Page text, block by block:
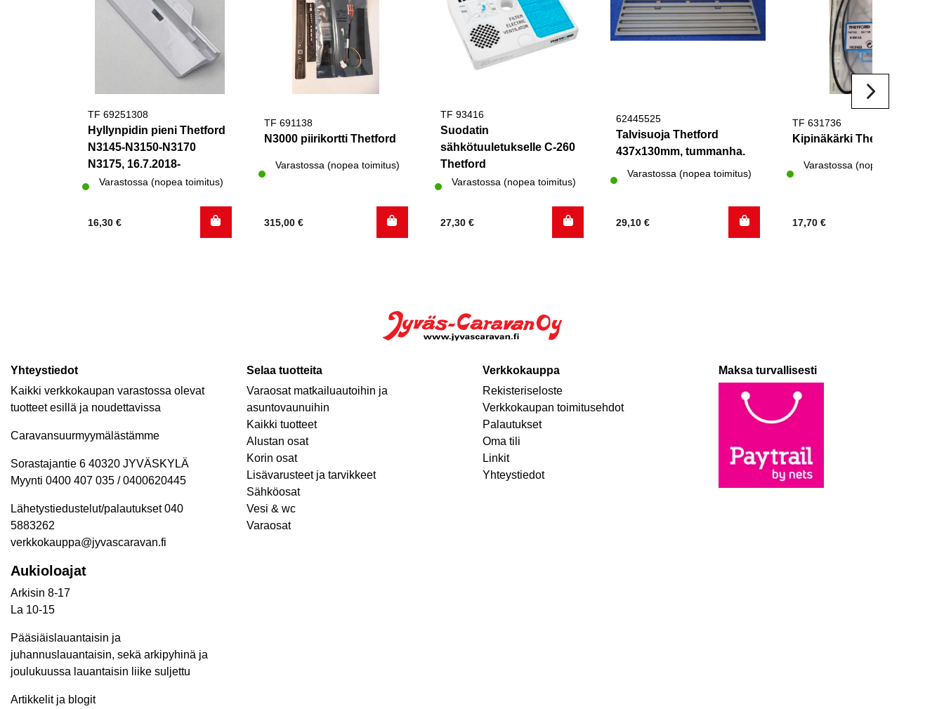
TF 69251308
Hyllynpidin pieni Thetford
N3145-N3150-N3170
N3175, 16.7.2018-
Varastossa (nopea toimitus)
16,30 €
TF 691138
N3000 piirikortti Thetford
Varastossa (nopea toimitus)
315,00 €
TF 93416
Suodatin
sähkötuuletukselle C-260
Thetford
Varastossa (nopea toimitus)
27,30 €
62445525
Talvisuoja Thetford
437x130mm, tummanha.
Varastossa (nopea toimitus)
29,10€
TF 631736
Kipinäkärki Thetford
Varastossa (nopea toimitus)
17,70€
Yhteystiedot
Kaikki verkkokaupan varastossa olevat
tuotteet esillä ja noudettavissa
Caravansuurmyymälästämme
Sorastajantie 6 40320 JYVÄSKYLÄ
Myynti 0400 407 035 / 0400620445
Lähetystiedustelut/palautukset 040
5883262
verkkokauppa@jyvascaravan.fi
Aukioloajat
Arkisin 8-17
La 10-15
Pääsiäislauantaisin ja
juhannuslauantaisin, sekä arkipyhinä ja
joulukuussa lauantaisin liike suljettu
Artikkelit ja blogit
Selaa tuotteita
Varaosat matkailuautoihin ja
asuntovaunuihin
Kaikki tuotteet
Alustan osat
Korin osat
Lisävarusteet ja tarvikkeet
Sähköosat
Vesi & wc
Varaosat
Verkkokauppa
Rekisteriseloste
Verkkokaupan toimitusehdot
Palautukset
Oma tili
Linkit
Yhteystiedot
Maksa turvallisesti